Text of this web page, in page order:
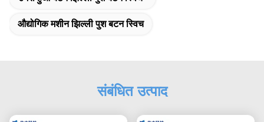
औद्योगिक मशीन झिल्ली पुश बटन स्विच